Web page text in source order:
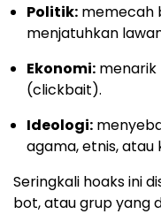
Politik: memecah
menjatuhkan
Ekonomi: menarik
(clickbait).
Ideologi:
agama, etnis,
Seringkali hoaks ini
bot, atau grup yang